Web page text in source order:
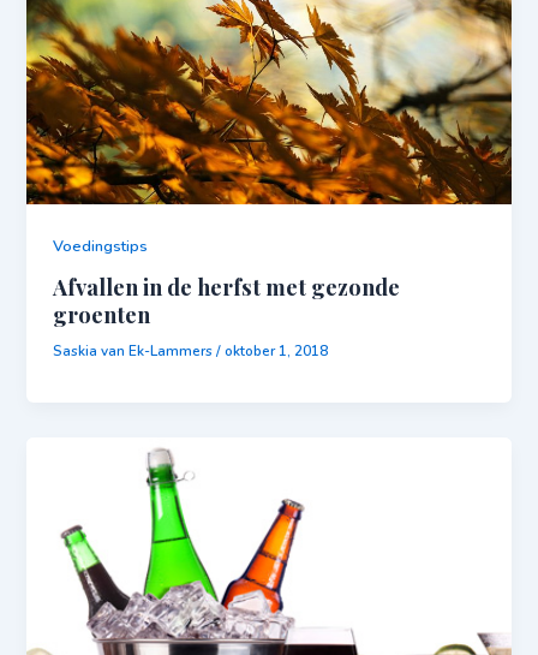
Voedingstips
Afvallen in de herfst met gezonde
groenten
Saskia van Ek-Lammers/oktober 1, 2018